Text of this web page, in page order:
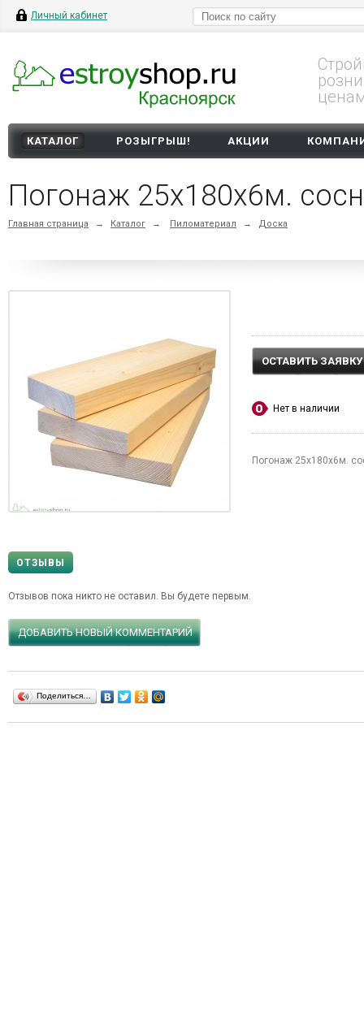
Личный кабинет
КАТАЛОГ РОЗЫГРЫШ! АКЦИИ
Погонаж 25х180х6м.
Главная страница → Каталог → Пиломатериал → Доска
ОСТАВИТЬ ЗАЯВКУ
Нет в наличии
Погонаж 25х180х6м.
ОТЗЫВЫ
Отзывов пока никто не оставил. Вы будете первым.
ДОБАВИТЬ НОВЫЙ КОММЕНТАРИЙ
Поделиться…